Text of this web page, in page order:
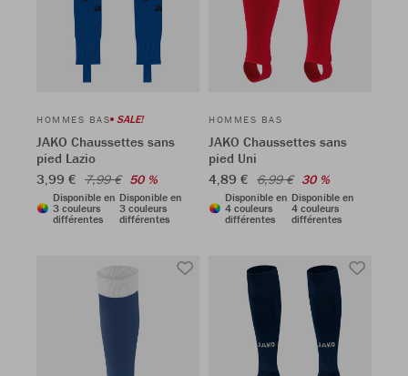
HOMMES BAS SALE!
JAKO Chaussettes sans
pied Lazio
3,99 € 7,99 € 50 %
Disponible en
3 couleurs
différentes
Disponible en
3 couleurs
différentes
HOMMES BAS
JAKO Chaussettes sans
pied Uni
4,89 € 6,99 € 30 %
Disponible en
4 couleurs
différentes
Disponible en
4 couleurs
différentes